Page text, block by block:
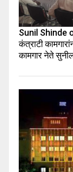
Sunil Shinde
कंत्राटी
कामगार नेते